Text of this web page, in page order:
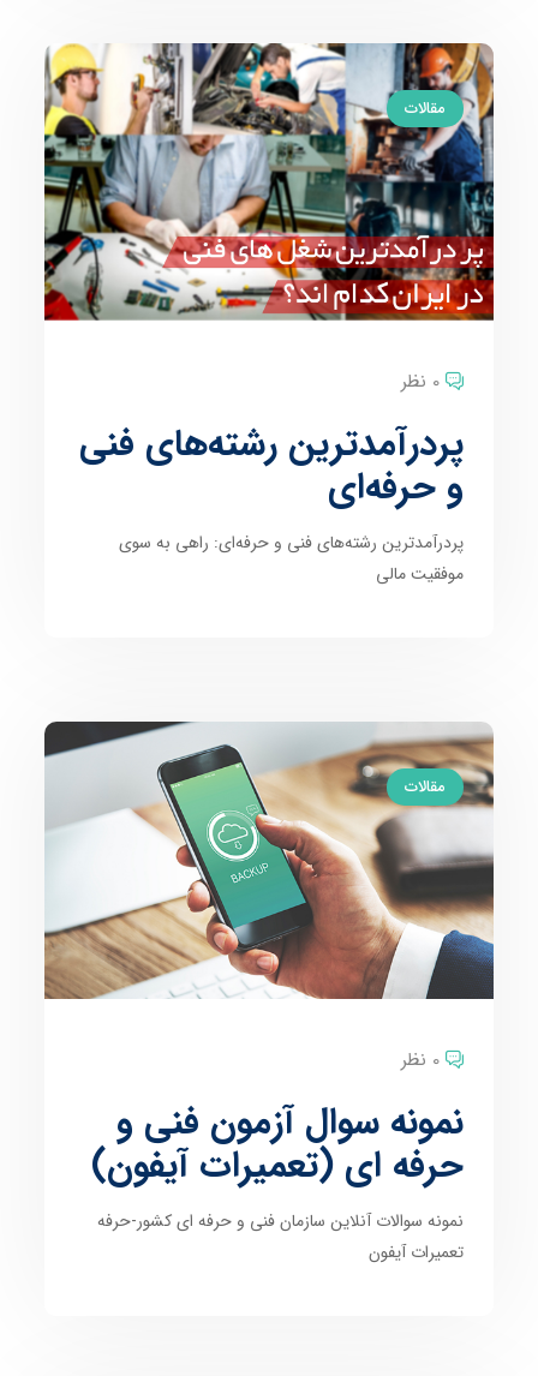
مقالات
0 نظر
پردرآمدترین رشته‌های فنی
و حرفه‌ای
پردرآمدترین رشته‌های فنی و حرفه‌ای: راهی به سوی
موفقیت مالی
مقالات
0 نظر
نمونه سوال آزمون فنی و
حرفه ای (تعمیرات آیفون)
نمونه سوالات آنلاین سازمان فنی و حرفه ای کشور-حرفه
تعمیرات آیفون